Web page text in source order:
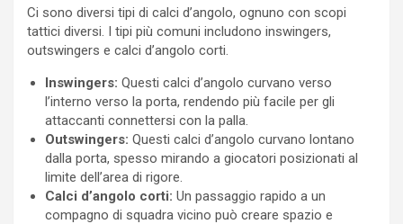
Ci sono diversi tipi di calci d’angolo, ognuno con scopi
tattici diversi. I tipi più comuni includono inswingers,
outswingers e calci d’angolo corti.
Inswingers: Questi calci d’angolo curvano verso
l’interno verso la porta, rendendo più facile per gli
attaccanti connettersi con la palla.
Outswingers: Questi calci d’angolo curvano lontano
dalla porta, spesso mirando a giocatori posizionati al
limite dell’area di rigore.
Calci d’angolo corti: Un passaggio rapido a un
compagno di squadra vicino può creare spazio e